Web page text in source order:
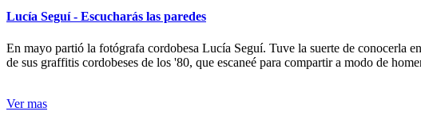
Lucía Seguí - Escucharás las paredes
En mayo partió la fotógrafa cordobesa Lucía Seguí. Tuve la suerte de conocerla
de sus graffitis cordobeses de los '80, que escaneé para compartir a modo de
Ver mas